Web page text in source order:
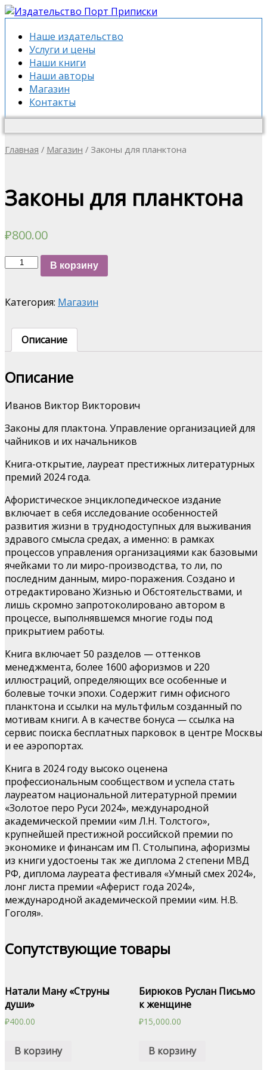
Наше издательство
Услуги и цены
Наши книги
Наши авторы
Магазин
Контакты
Главная / Магазин / Законы для планктона
Законы для планктона
₽800.00
Количество
планктона
В корзину
Категория: Магазин
Описание
Описание
Иванов Виктор Викторович
Законы для плактона. Управление организацией для
чайников и их начальников
Книга-открытие, лауреат престижных литературных
премий 2024 года.
Афористическое энциклопедическое издание
включает в себя исследование особенностей
развития жизни в труднодоступных для выживания
здравого смысла средах, а именно: в рамках
процессов управления организациями как базовыми
ячейками то ли миро-производства, то ли, по
последним данным, миро-поражения. Создано и
отредактировано Жизнью и Обстоятельствами, и
лишь скромно запротоколировано автором в
процессе, выполнявшемся многие годы под
прикрытием работы.
Книга включает 50 разделов — оттенков
менеджмента, более 1600 афоризмов и 220
иллюстраций, определяющих все особенные и
болевые точки эпохи. Содержит гимн офисного
планктона и ссылки на мультфильм созданный по
мотивам книги. А в качестве бонуса — ссылка на
сервис поиска бесплатных парковок в центре Москвы
и ее аэропортах.
Книга в 2024 году высоко оценена
профессиональным сообществом и успела стать
лауреатом национальной литературной премии
«Золотое перо Руси 2024», международной
академической премии «им Л.Н. Толстого»,
крупнейшей престижной российской премии по
экономике и финансам им П. Столыпина, афоризмы
из книги удостоены так же диплома 2 степени МВД
РФ, диплома лауреата фестиваля «Умный смех 2024»,
лонг листа премии «Аферист года 2024»,
международной академической премии «им. Н.В.
Гоголя».
Сопутствующие товары
Натали Ману «Струны
души»
₽400.00
В корзину
Бирюков Руслан Письмо
к женщине
₽15,000.00
В корзину